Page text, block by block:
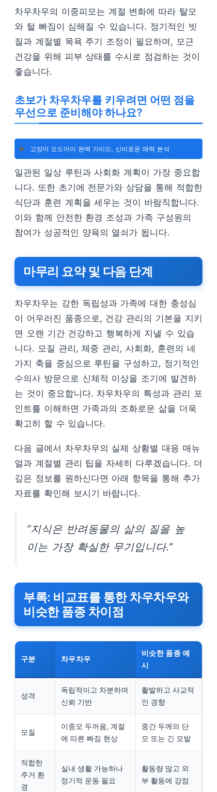
차우차우의 이중피모는 계절 변화에 따라 탈모
와 털 빠짐이 심해질 수 있습니다. 정기적인 빗
질과 계절별 목욕 주기 조정이 필요하며, 모근
건강을 위해 피부 상태를 수시로 점검하는 것이
좋습니다.
초보가 차우차우를 키우려면 어떤 점을
우선으로 준비해야 하나요?
▶️ 고양이 오드아이 완벽 가이드, 신비로운 매력 분석
일관된 일상 루틴과 사회화 계획이 가장 중요합
니다. 또한 초기에 전문가와 상담을 통해 적합한
식단과 훈련 계획을 세우는 것이 바람직합니다.
이와 함께 안전한 환경 조성과 가족 구성원의
참여가 성공적인 양육의 열쇠가 됩니다.
마무리 요약 및 다음 단계
차우차우는 강한 독립성과 가족에 대한 충성심
이 어우러진 품종으로, 건강 관리의 기본을 지키
면 오랜 기간 건강하고 행복하게 지낼 수 있습
니다. 모질 관리, 체중 관리, 사회화, 훈련의 네
가지 축을 중심으로 루틴을 구성하고, 정기적인
수의사 방문으로 신체적 이상을 조기에 발견하
는 것이 중요합니다. 차우차우의 특성과 관리 포
인트를 이해하면 가족과의 조화로운 삶을 더욱
확고히 할 수 있습니다.
다음 글에서 차우차우의 실제 상황별 대응 매뉴
얼과 계절별 관리 팁을 자세히 다루겠습니다. 더
깊은 정보를 원하신다면 아래 항목을 통해 추가
자료를 확인해 보시기 바랍니다.
“지식은 반려동물의 삶의 질을 높
이는 가장 확실한 무기입니다.”
부록: 비교표를 통한 차우차우와
비슷한 품종 차이점
구분 차우차우
비슷한 품종 예
시
성격
독립적이고 차분하며
신뢰 기반
활발하고 사교적
인 경향
모질
이중모 두꺼움, 계절
에 따른 빠짐 현상
중간 두께의 단
모 또는 긴 모발
적합한
주거 환
경
실내 생활 가능하나
정기적 운동 필요
활동량 많고 외
부 활동에 강점